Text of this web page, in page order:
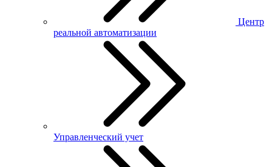
Центр
реальной автоматизации
Управленческий учет